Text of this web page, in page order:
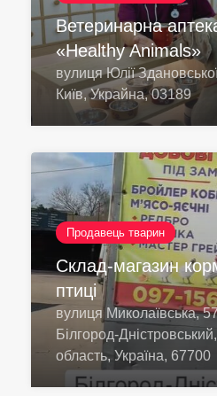
Ветеринарна
«Healthy Animals»
вулиця Юлії
Київ, Украйна, 03189
Продавець тварин
Склад-магазин
птиці
вулиця Миколаївська,
Білгород-
область, Україна, 67700